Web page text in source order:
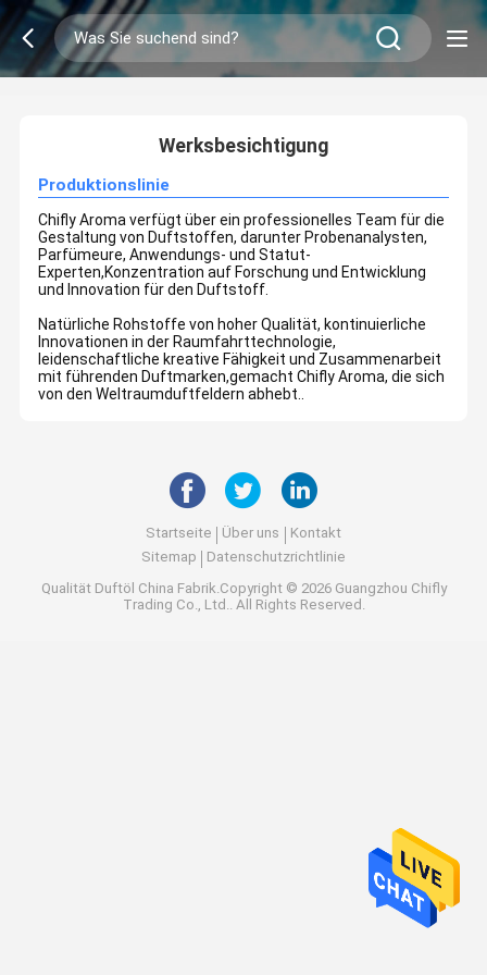
2/0
Werksbesichtigung
Produktionslinie
Chifly Aroma verfügt über ein professionelles Team für die
Gestaltung von Duftstoffen, darunter Probenanalysten,
Parfümeure, Anwendungs- und Statut-
Experten,Konzentration auf Forschung und Entwicklung
und Innovation für den Duftstoff.
Natürliche Rohstoffe von hoher Qualität, kontinuierliche
Innovationen in der Raumfahrttechnologie,
leidenschaftliche kreative Fähigkeit und Zusammenarbeit
mit führenden Duftmarken,gemacht Chifly Aroma, die sich
von den Weltraumduftfeldern abhebt..
Startseite Über uns
Kontakt
Sitemap
Datenschutzrichtlinie
Qualität Duftöl China Fabrik.Copyright © 2026 Guangzhou Chifly
Trading Co., Ltd.. All Rights Reserved.